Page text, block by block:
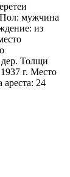
Пол: мужчина
из
Толщи
г. Место
24